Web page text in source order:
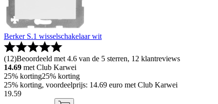
Berker S.1 wisselschakelaar wit
(12)Beoordeeld met 4.6 van de 5 sterren, 12 klantreviews
14.69 met Club Karwei
25% korting25% korting
25% korting, voordeelprijs: 14.69 euro met Club Karwei
19.59